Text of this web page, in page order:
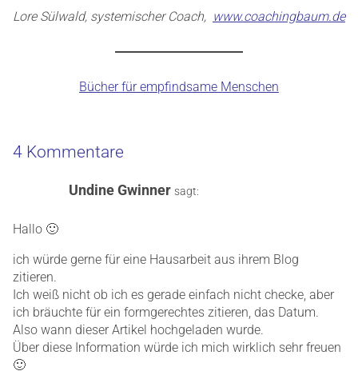
Lore Sülwald, systemischer Coach, www.coachingbaum.de
Bücher für empfindsame Menschen
4 Kommentare
Undine Gwinner sagt:
Hallo 🙂
ich würde gerne für eine Hausarbeit aus ihrem Blog
zitieren.
Ich weiß nicht ob ich es gerade einfach nicht checke, aber
ich bräuchte für ein formgerechtes zitieren, das Datum.
Also wann dieser Artikel hochgeladen wurde.
Über diese Information würde ich mich wirklich sehr freuen
🙂